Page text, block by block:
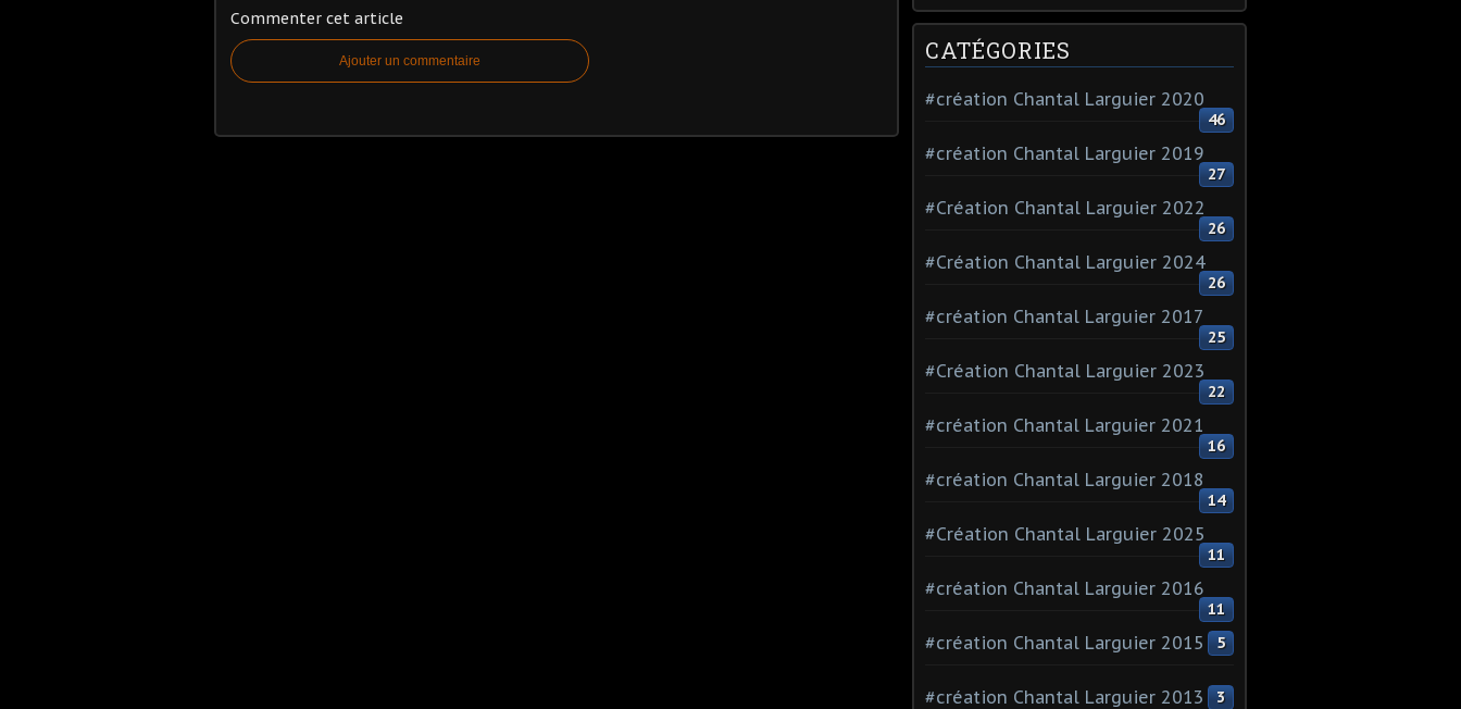
Commenter cet article
Ajouter un commentaire CATÉGORIES
#création Chantal Larguier 2020
46
#création Chantal Larguier 2019
27
#Création Chantal Larguier 2022
26
#Création Chantal Larguier 2024
26
#création Chantal Larguier 2017
25
#Création Chantal Larguier 2023
22
#création Chantal Larguier 2021
16
#création Chantal Larguier 2018
14
#Création Chantal Larguier 2025
11
#création Chantal Larguier 2016
11
#création Chantal Larguier 2015 5
#création Chantal Larguier 2013 3